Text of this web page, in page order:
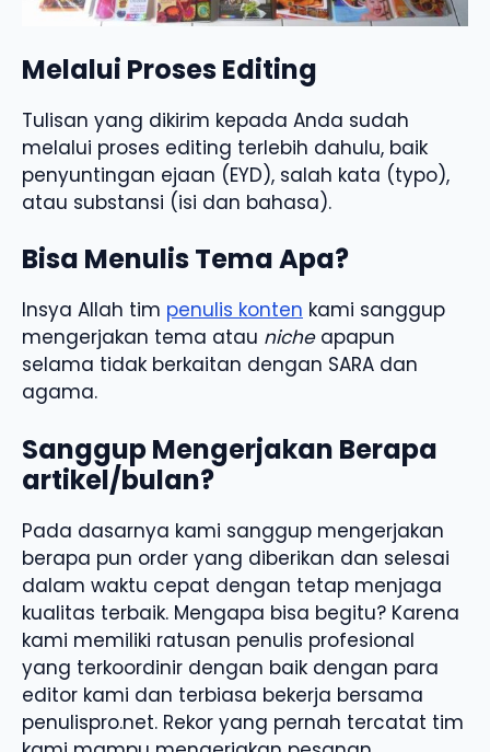
Melalui Proses Editing
Tulisan yang dikirim kepada Anda sudah
melalui proses editing terlebih dahulu, baik
penyuntingan ejaan (EYD), salah kata (typo),
atau substansi (isi dan bahasa).
Bisa Menulis Tema Apa?
Insya Allah tim penulis konten kami sanggup
mengerjakan tema atau nicheapapun
selama tidak berkaitan dengan SARA dan
agama.
Sanggup Mengerjakan Berapa
artikel/bulan?
Pada dasarnya kami sanggup mengerjakan
berapa pun order yang diberikan dan selesai
dalam waktu cepat dengan tetap menjaga
kualitas terbaik. Mengapa bisa begitu? Karena
kami memiliki ratusan penulis profesional
yang terkoordinir dengan baik dengan para
editor kami dan terbiasa bekerja bersama
penulispro.net. Rekor yang pernah tercatat tim